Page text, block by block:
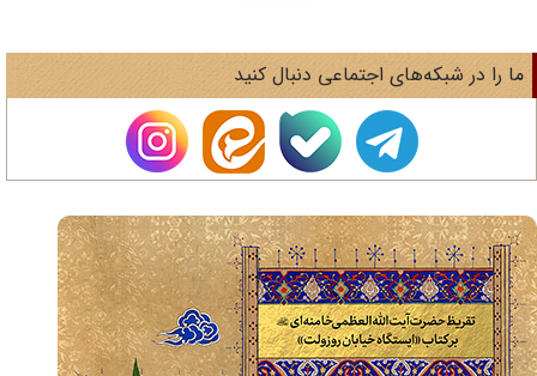
را در شبکه‌های اجتماعی دنبال کنید